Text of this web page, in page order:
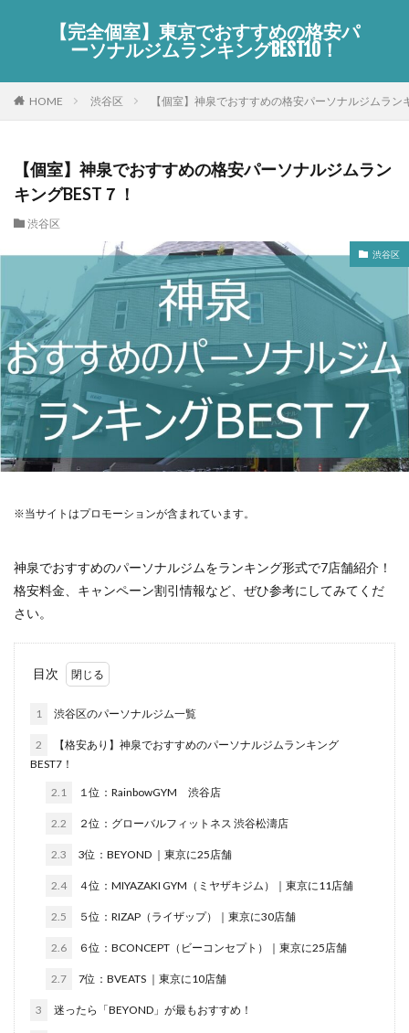
【完全個室】東京でおすすめの格安パ
ーソナルジムランキングBEST10！
HOME 渋谷区 【個室】神泉でおすすめの格安パーソナルジムラン
【個室】神泉でおすすめの格安パーソナルジムラン
キングBEST７！
渋谷区
渋谷区
※当サイトはプロモーションが含まれています。
神泉でおすすめのパーソナルジムをランキング形式で7店舗紹介！
格安料金、キャンペーン割引情報など、ぜひ参考にしてみてくだ
さい。
目次
1 渋谷区のパーソナルジム一覧
2
【格安あり】神泉でおすすめのパーソナルジムランキング
BEST7！
2.1 １位：RainbowGYM 渋谷店
2.2 ２位：グローバルフィットネス 渋谷松濤店
2.3 3位：BEYOND ｜東京に25店舗
2.4 ４位：MIYAZAKI GYM（ミヤザキジム）｜東京に11店舗
2.5 ５位：RIZAP（ライザップ）｜東京に30店舗
2.6 ６位：BCONCEPT（ビーコンセプト）｜東京に25店舗
2.7 7位：BVEATS ｜東京に10店舗
3 迷ったら「BEYOND」が最もおすすめ！